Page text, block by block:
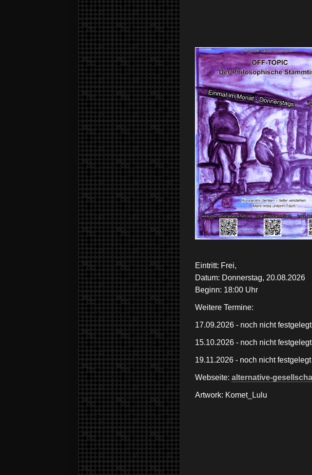
Eintritt: Frei,
Datum: Donnerstag, 20.08.2026
Beginn: 18:00 Uhr
Weitere Termine:
17.09.2026 - noch nicht festgelegt
15.10.2026 - noch nicht festgelegt
19.11.2026 - noch nicht festgelegt
Webseite: alternative-
Artwork: Komet_Lulu